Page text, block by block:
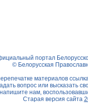
портал
© Белорусская
материалов
вопрос или высказать
напишите нам,
Старая версия сайта